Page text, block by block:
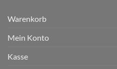
Warenkorb
Mein Konto
Kasse